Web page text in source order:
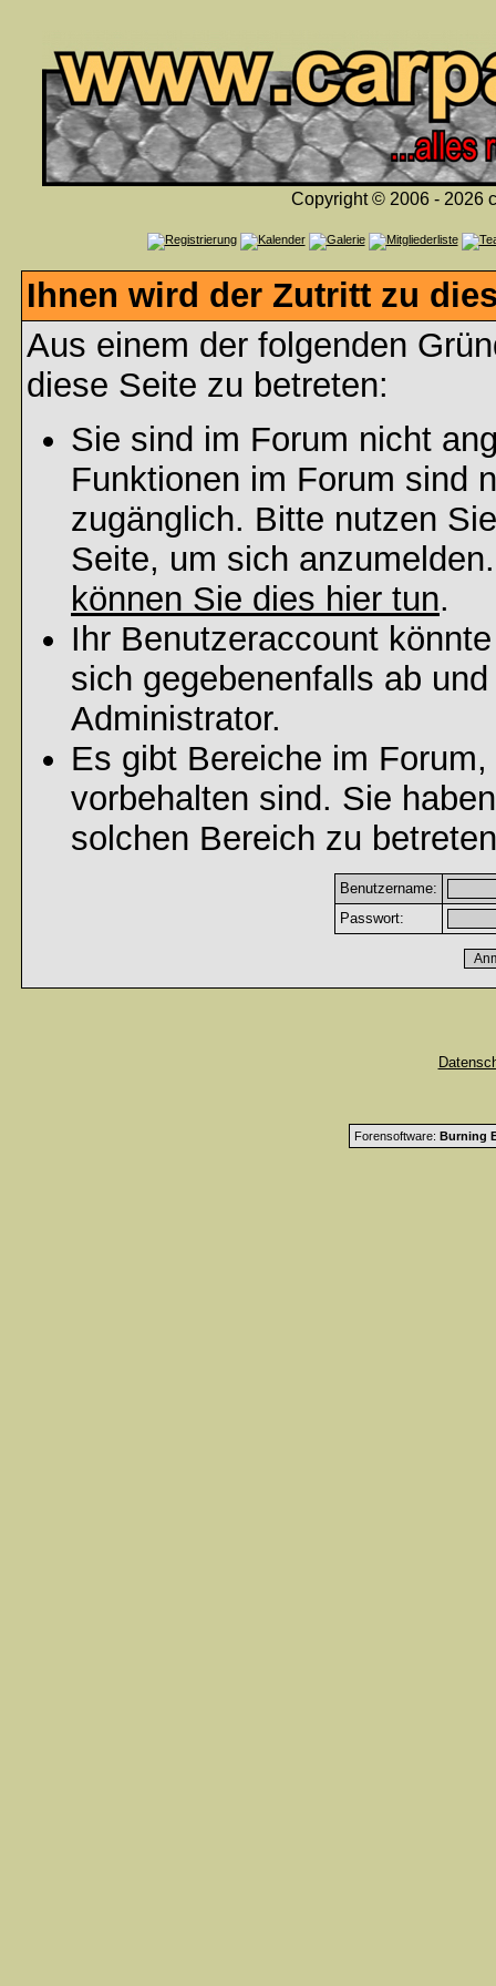
Copyright © 2006 - 2026
Ihnen wird der Zutritt zu
Aus einem der folgenden
diese Seite zu betreten:
Sie sind im Forum nicht
Funktionen im Forum sind
zugänglich. Bitte nutzen
Seite, um sich
können Sie dies hier tun.
Ihr Benutzeraccount
sich gegebenenfalls ab
Administrator.
Es gibt Bereiche im
vorbehalten sind. Sie
solchen Bereich zu
Benutzername:
Passwort:
Forensoftware: Burning